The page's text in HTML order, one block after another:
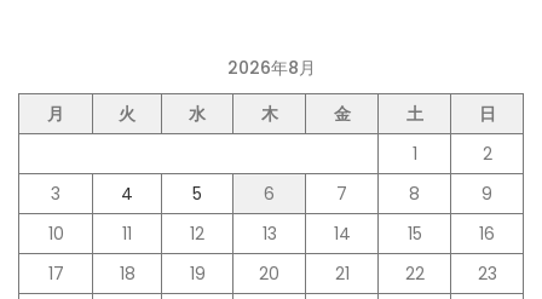
2026年8月
月
火 水 木 金 土
日
1
2
3
4 5 6 7 8
9
10
11 12 13 14 15
16
17
18 19 20 21 22
23